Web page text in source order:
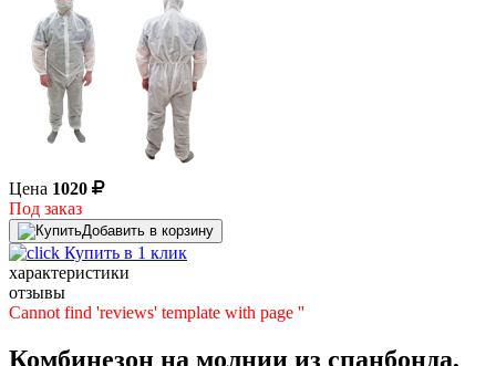
Цена 1020
Под заказ
Добавить в корзину
Купить в 1 клик
характеристики
отзывы
Cannot find 'reviews' template with page ''
Комбинезон на молнии из спанбонда,